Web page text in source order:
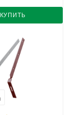
КУПИТЬ